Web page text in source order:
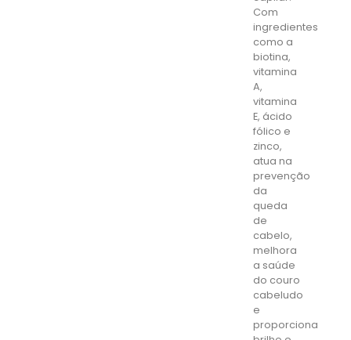
Com
ingredientes
como a
biotina,
vitamina
A,
vitamina
E, ácido
fólico e
zinco,
atua na
prevenção
da
queda
de
cabelo,
melhora
a saúde
do couro
cabeludo
e
proporciona